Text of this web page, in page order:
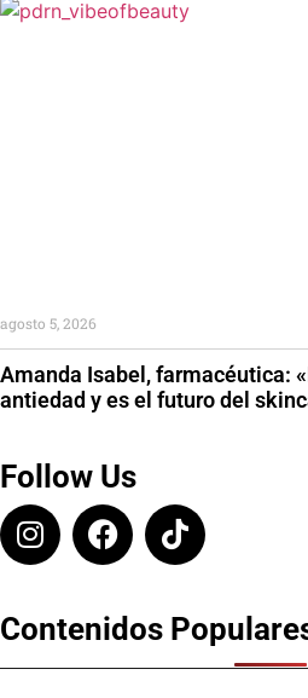
Amanda Isabel, farmacéutica:
antiedad y es el futuro del
agosto 5, 2026
Follow Us
Contenidos